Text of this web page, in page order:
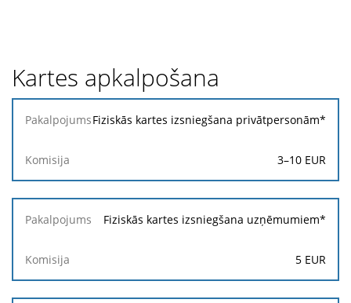
Kartes apkalpošana
Pakalpojums
Komisija
Fiziskās kartes izsniegšana privātpersonām*
3–10 EUR
Fiziskās kartes izsniegšana uzņēmumiem*
5 EUR